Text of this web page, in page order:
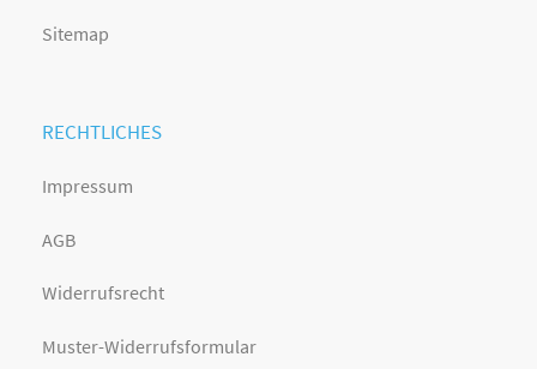
Sitemap
RECHTLICHES
Impressum
AGB
Widerrufsrecht
Muster-Widerrufsformular